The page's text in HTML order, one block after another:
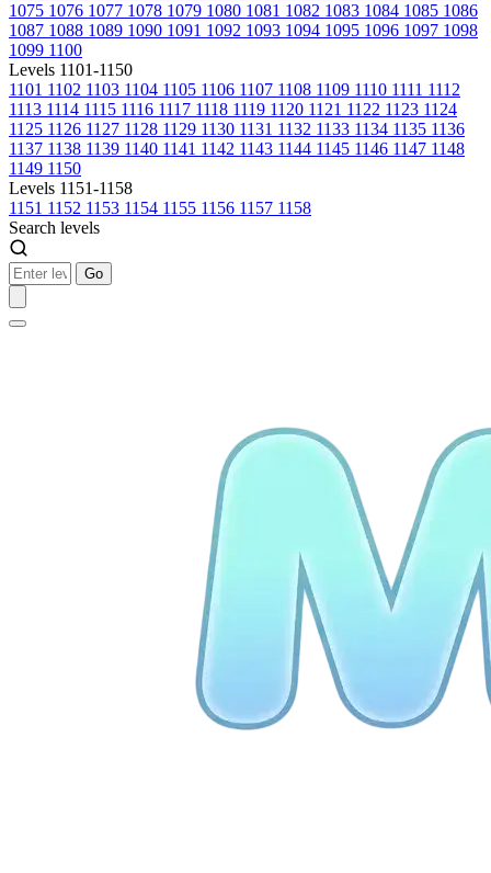
1075 1076 1077 1078 1079 1080 1081 1082 1083 1084 1085 1086
1087 1088 1089 1090 1091 1092 1093 1094 1095 1096 1097 1098
1099 1100
Levels 1101-1150
1101 1102 1103 1104 1105 1106 1107 1108 1109 1110 1111 1112
1113 1114 1115 1116 1117 1118 1119 1120 1121 1122 1123 1124
1125 1126 1127 1128 1129 1130 1131 1132 1133 1134 1135 1136
1137 1138 1139 1140 1141 1142 1143 1144 1145 1146 1147 1148
1149 1150
Levels 1151-1158
1151 1152 1153 1154 1155 1156 1157 1158
Search levels
Go